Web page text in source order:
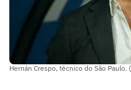
Hernán Crespo, técnico do São